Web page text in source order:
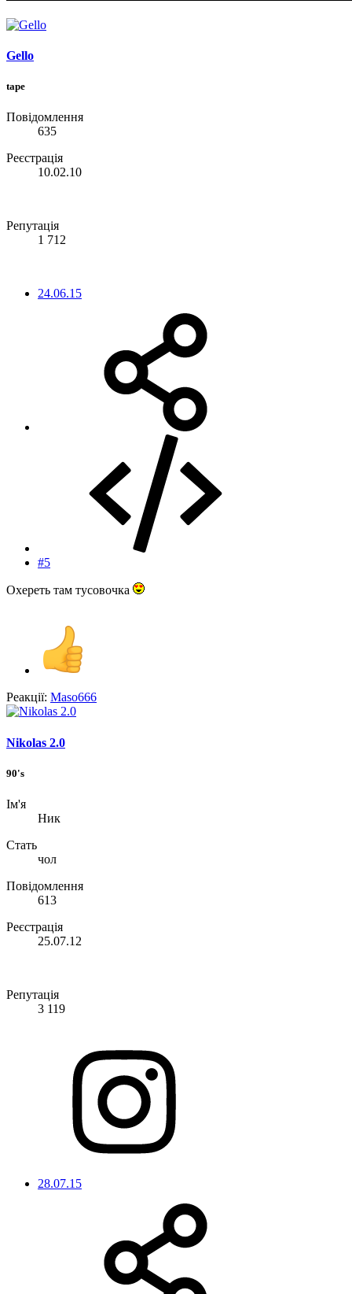
Gello
tape
Повідомлення
635
Реєстрація
10.02.10
Репутація
1 712
24.06.15
#5
Охереть там тусовочка
Реакції: Maso666
Nikolas 2.0
90's
Ім'я
Ник
Стать
чол
Повідомлення
613
Реєстрація
25.07.12
Репутація
3 119
28.07.15